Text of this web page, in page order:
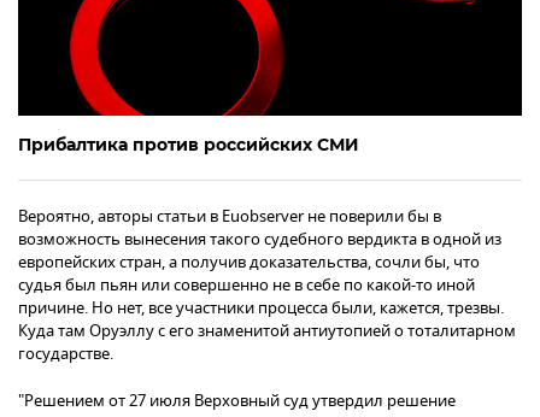
Прибалтика против российских СМИ
Вероятно, авторы статьи в Euobserver не поверили бы в
возможность вынесения такого судебного вердикта в одной из
европейских стран, а получив доказательства, сочли бы, что
судья был пьян или совершенно не в себе по какой-то иной
причине. Но нет, все участники процесса были, кажется, трезвы.
Куда там Оруэллу с его знаменитой антиутопией о тоталитарном
государстве.
"Решением от 27 июля Верховный суд утвердил решение